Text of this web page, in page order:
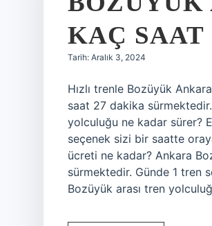
KAÇ SAAT
Tarih: Aralık 3, 2024
Hızlı trenle Bozüyük
saat 27 dakika
yolculuğu ne kadar sürer?
seçenek sizi bir saatte
ücreti ne kadar? Ankara
sürmektedir. Günde 1 tren
Bozüyük arası tren